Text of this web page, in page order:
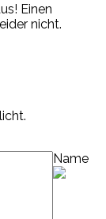
Einen
nicht.
Name